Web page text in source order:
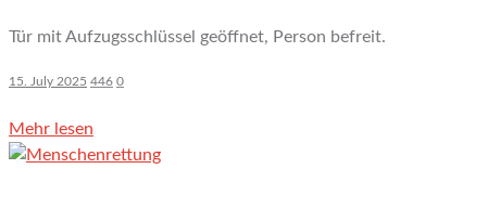
Tür mit Aufzugsschlüssel geöffnet, Person befreit.
15. July 2025 446 0
Mehr lesen